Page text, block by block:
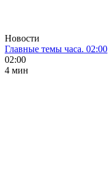
Новости
Главные темы часа. 02:00
02:00
4 мин